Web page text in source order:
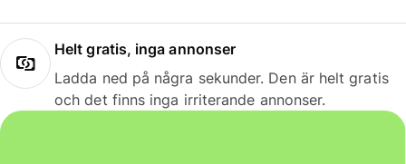
Helt gratis, inga annonser
Ladda ned på några sekunder. Den är helt gratis
och det finns inga irriterande annonser.